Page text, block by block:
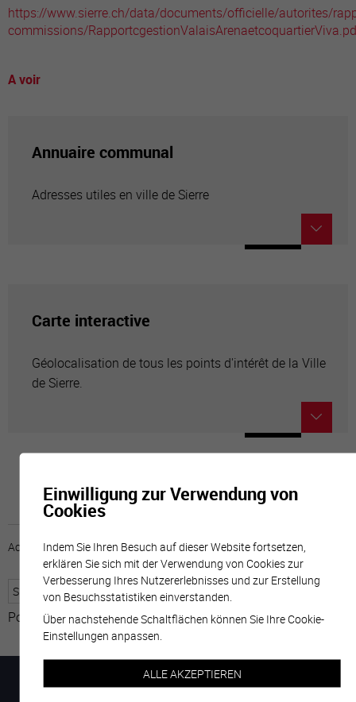
https://www.sierre.ch/data/documents/officielle/autorites/
commissions/
A voir
Annuaire communal
Adresses utiles en ville de Sierre
Carte interactive
Géolocalisation de tous les points d'intérêt de la Ville
de Sierre.
Accueil horaire emploi Mentions légales
Powered by Google Übersetzer
Einwilligung zur Verwendung von
Cookies
Indem Sie Ihren Besuch auf dieser Website fortsetzen,
erklären Sie sich mit der Verwendung von Cookies zur
Verbesserung Ihres Nutzererlebnisses und zur Erstellung
von Besuchsstatistiken einverstanden.
Über nachstehende Schaltflächen können Sie Ihre Cookie-
Einstellungen anpassen.
ALLE AKZEPTIEREN